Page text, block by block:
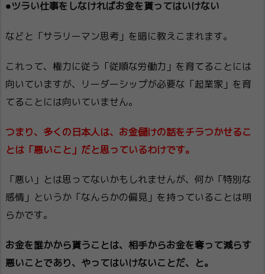
●ツラい仕事をしなければお金を貰ってはいけない
などと「サラリーマン思考」を暗に教えこまれます。
これって、権力に従う「従順な労働力」を育てることには
向いていますが、リーダーシップが必要な「起業家」を育
てることには向いていません。
つまり、多くの日本人は、お金儲けの話をチラつかせるこ
とは「悪いこと」だと思っているわけです。
「悪い」とは思ってないかもしれませんが、何か「特別な
感情」というか「なんらかの偏見」を持っていることは明
らかです。
お金を誰かから貰うことは、相手からお金を奪って減らす
悪いことであり、やってはいけないことだ、と。